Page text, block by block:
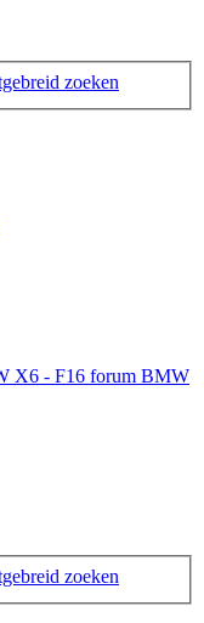
zoeken
X6 - F16 forum BMW
zoeken